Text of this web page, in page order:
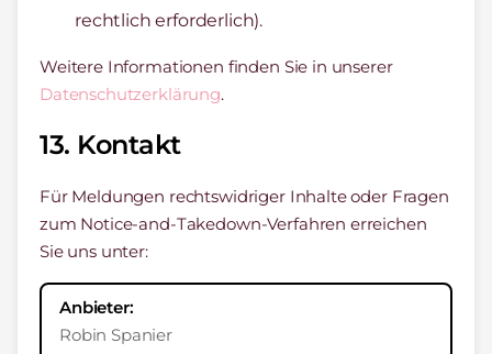
rechtlich erforderlich).
Weitere Informationen finden Sie in unserer
Datenschutzerklärung.
13. Kontakt
Für Meldungen rechtswidriger Inhalte oder Fragen
zum Notice-and-Takedown-Verfahren erreichen
Sie uns unter:
Anbieter:
Robin Spanier